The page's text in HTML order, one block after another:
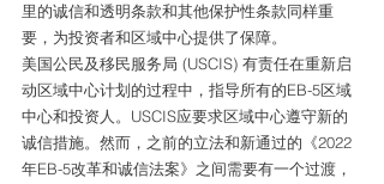
里的诚信和透明条款和其他保护性条款同样重
要，为投资者和区域中心提供了保障。
美国公民及移民服务局 (USCIS) 有责任在重新启
动区域中心计划的过程中，指导所有的EB-5区域
中心和投资人。USCIS应要求区域中心遵守新的
诚信措施。然而，之前的立法和新通过的《2022
年EB-5改革和诚信法案》之间需要有一个过渡，